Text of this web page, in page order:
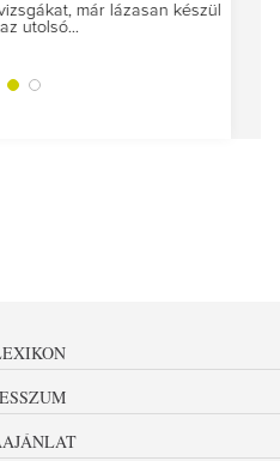
már lázasan készülünk